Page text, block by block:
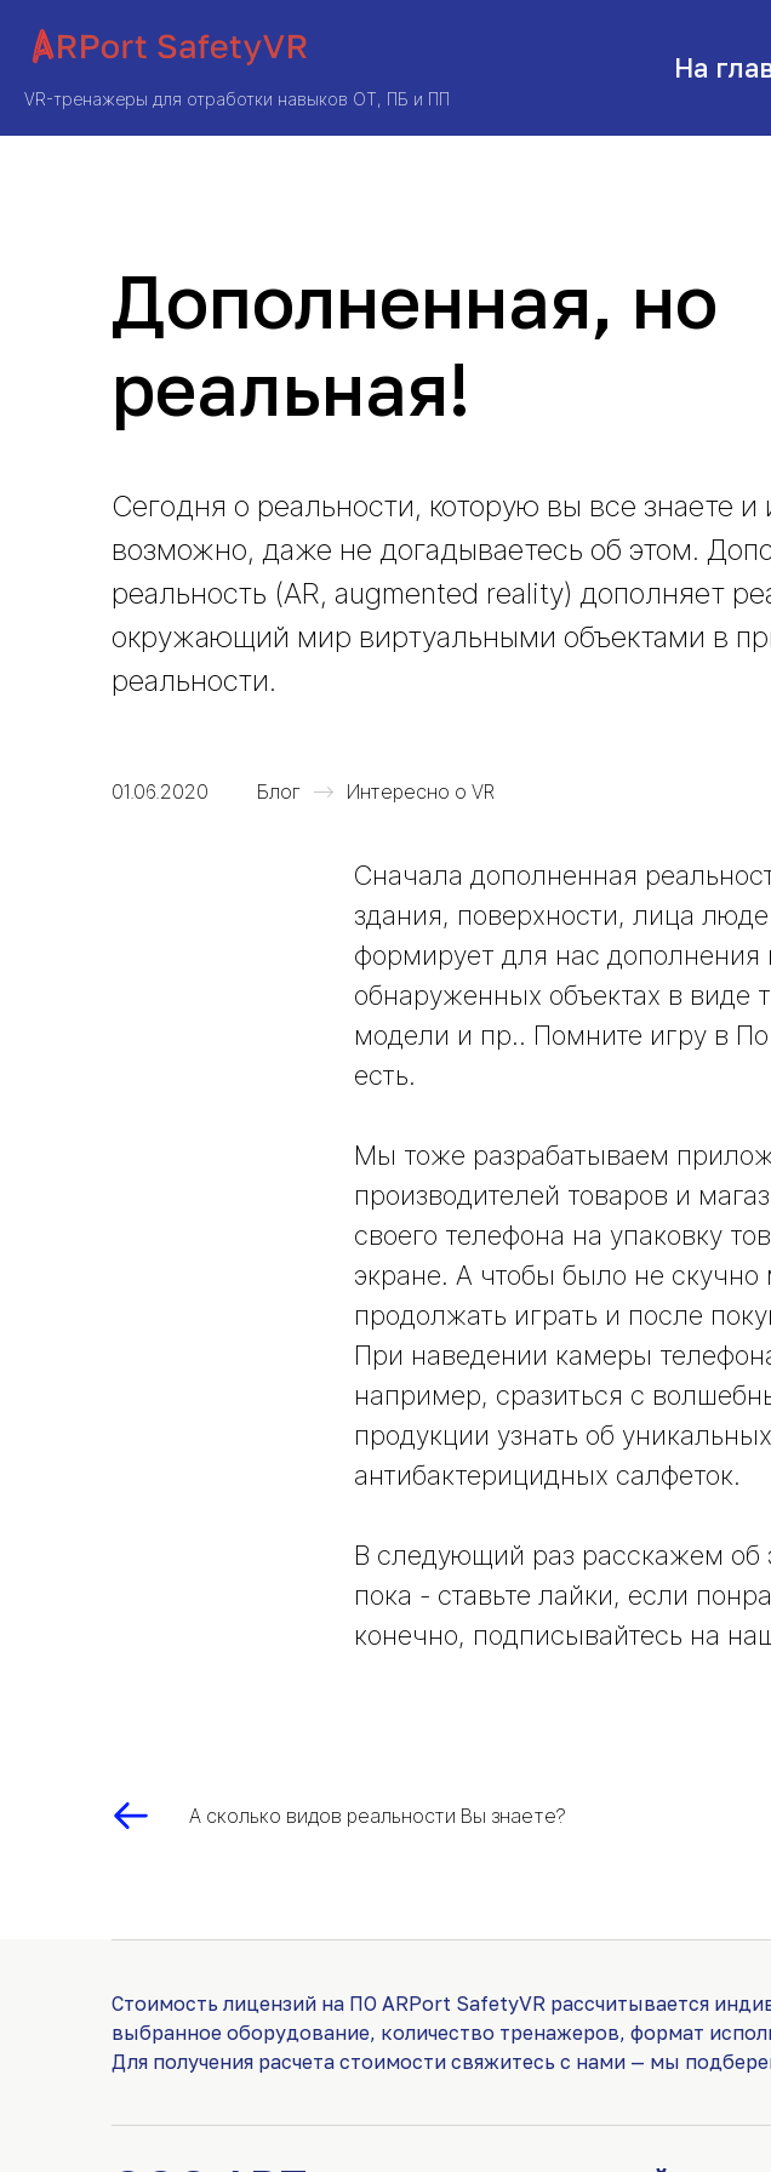
VR-тренажеры для отработки навыков ОТ, ПБ и ПП
На
Дополненная, но
реальная!
Сегодня о реальности, которую вы все знаете и
возможно, даже не догадываетесь об этом.
реальность (AR, augmented reality) дополняет
окружающий мир виртуальными объектами в
реальности.
01.06.2020 Блог Интересно о VR
Сначала дополненная
здания, поверхности, лица
формирует для нас
обнаруженных объектах в виде
модели и пр.. Помните игру в
есть.
Мы тоже разрабатываем
производителей товаров и
своего телефона на упаковку
экране. А чтобы было не
продолжать играть и после
При наведении камеры
например, сразиться с
продукции узнать об
антибактерицидных салфеток.
В следующий раз расскажем об
пока - ставьте лайки, если
конечно, подписывайтесь на
А сколько видов реальности Вы знаете?
Стоимость лицензий на ПО ARPort SafetyVR рассчитывается
выбранное оборудование, количество тренажеров, формат
Для получения расчета стоимости свяжитесь с нами — мы